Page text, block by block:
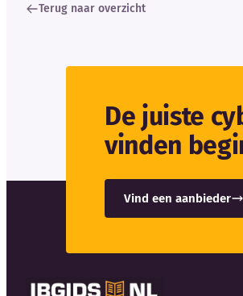
Terug naar overzicht
De juiste
vinden
Vind een aanbieder